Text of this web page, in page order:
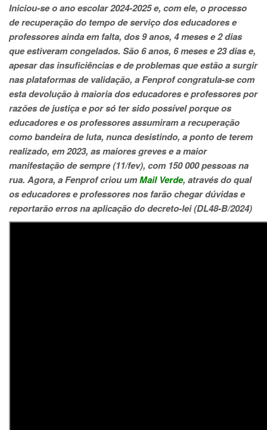
Iniciou-se o ano escolar 2024-2025 e, com ele, o processo
de recuperação do tempo de serviço dos educadores e
professores ainda em falta, dos 9 anos, 4 meses e 2 dias
que estiveram congelados. São 6 anos, 6 meses e 23 dias e,
apesar das insuficiências e de problemas que estão a surgir
nas plataformas de validação, a Fenprof congratula-se com
esta devolução à maioria dos educadores e professores por
razões de justiça e por só ter sido possível porque os
educadores e os professores assumiram a recuperação
como bandeira de luta, nunca desistindo, a ponto de terem
realizado, em 2023, as maiores greves e a maior
manifestação de sempre (11/fev), com 150 000 pessoas na
rua. Agora, a Fenprof criou umMail Verde, através do qual
os educadores e professores nos farão chegar dúvidas e
reportarão erros na aplicação do decreto-lei (DL48-B/2024)